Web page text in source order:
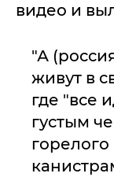
видео и
"А
живут в
где "все
густым
горелого